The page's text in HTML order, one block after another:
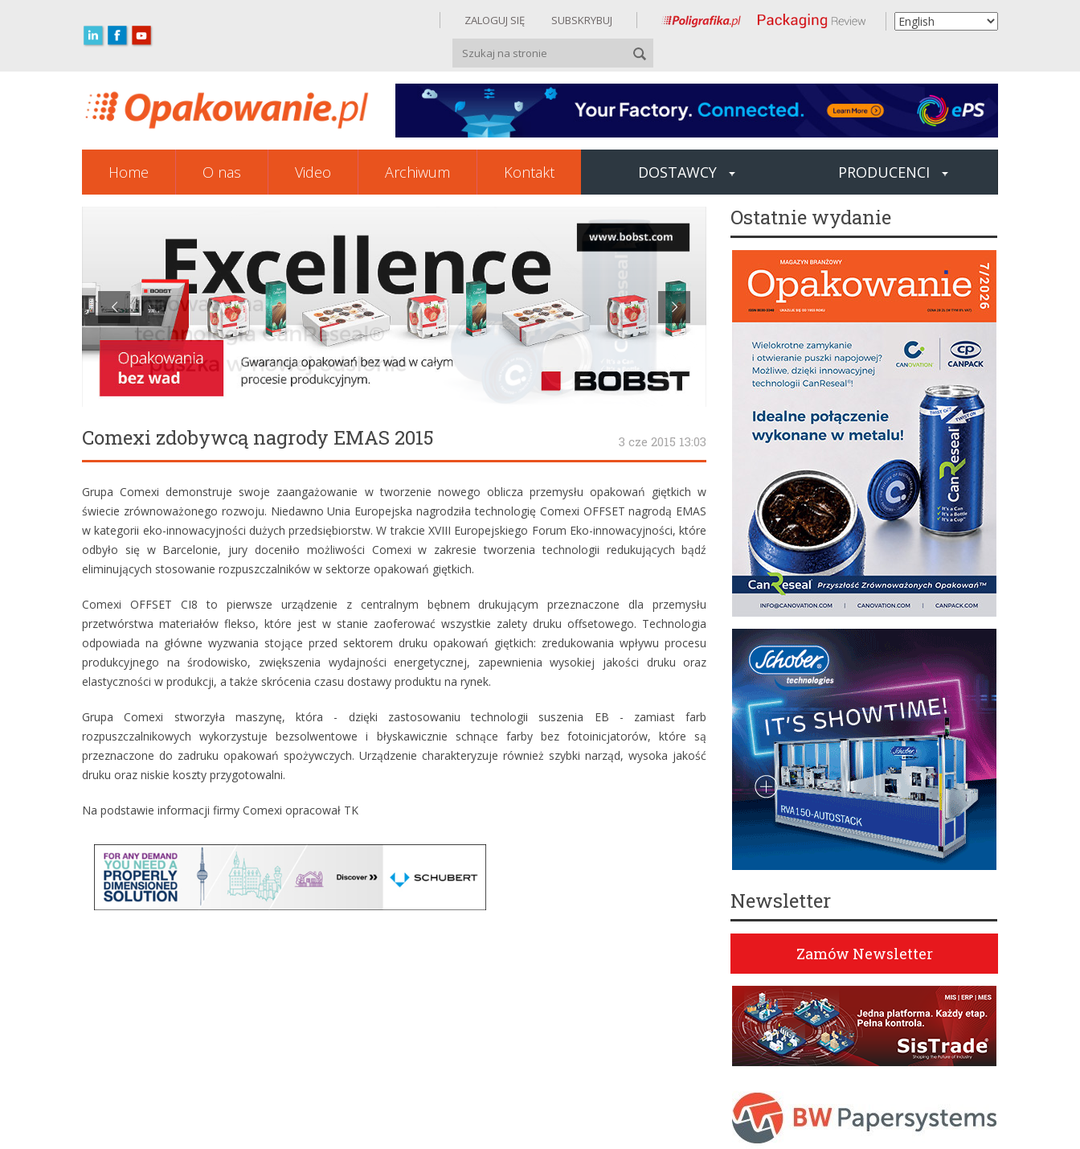
ZALOGUJ SIĘ SUBSKRYBUJ
Home O nas Video Archiwum Kontakt DOSTAWCY PRODUCENCI
Comexi zdobywcą nagrody EMAS 2015 3 cze 2015 13:03
Grupa Comexi demonstruje swoje zaangażowanie w tworzenie nowego oblicza przemysłu opakowań giętkich w
świecie zrównoważonego rozwoju. Niedawno Unia Europejska nagrodziła technologię Comexi OFFSET nagrodą EMAS
w kategorii eko-innowacyjności dużych przedsiębiorstw. W trakcie XVIII Europejskiego Forum Eko-innowacyjności, które
odbyło się w Barcelonie, jury doceniło możliwości Comexi w zakresie tworzenia technologii redukujących bądź
eliminujących stosowanie rozpuszczalników w sektorze opakowań giętkich.
Comexi OFFSET CI8 to pierwsze urządzenie z centralnym bębnem drukującym przeznaczone dla przemysłu
przetwórstwa materiałów flekso, które jest w stanie zaoferować wszystkie zalety druku offsetowego. Technologia
odpowiada na główne wyzwania stojące przed sektorem druku opakowań giętkich: zredukowania wpływu procesu
produkcyjnego na środowisko, zwiększenia wydajności energetycznej, zapewnienia wysokiej jakości druku oraz
elastyczności w produkcji, a także skrócenia czasu dostawy produktu na rynek.
Grupa Comexi stworzyła maszynę, która - dzięki zastosowaniu technologii suszenia EB - zamiast farb
rozpuszczalnikowych wykorzystuje bezsolwentowe i błyskawicznie schnące farby bez fotoinicjatorów, które są
przeznaczone do zadruku opakowań spożywczych. Urządzenie charakteryzuje również szybki narząd, wysoka jakość
druku oraz niskie koszty przygotowalni.
Na podstawie informacji firmy Comexi opracował TK
Ostatnie wydanie
Newsletter
Zamów Newsletter